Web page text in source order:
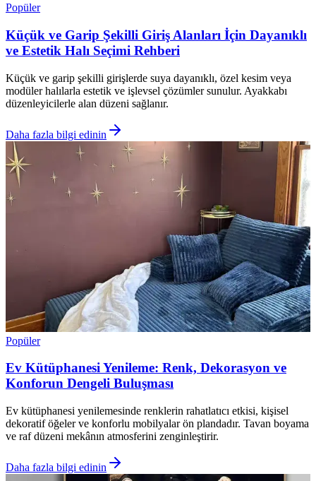
Popüler
Küçük ve Garip Şekilli Giriş Alanları İçin Dayanıklı
ve Estetik Halı Seçimi Rehberi
Küçük ve garip şekilli girişlerde suya dayanıklı, özel kesim veya
modüler halılarla estetik ve işlevsel çözümler sunulur. Ayakkabı
düzenleyicilerle alan düzeni sağlanır.
Daha fazla bilgi edinin
Popüler
Ev Kütüphanesi Yenileme: Renk, Dekorasyon ve
Konforun Dengeli Buluşması
Ev kütüphanesi yenilemesinde renklerin rahatlatıcı etkisi, kişisel
dekoratif öğeler ve konforlu mobilyalar ön plandadır. Tavan boyama
ve raf düzeni mekânın atmosferini zenginleştirir.
Daha fazla bilgi edinin